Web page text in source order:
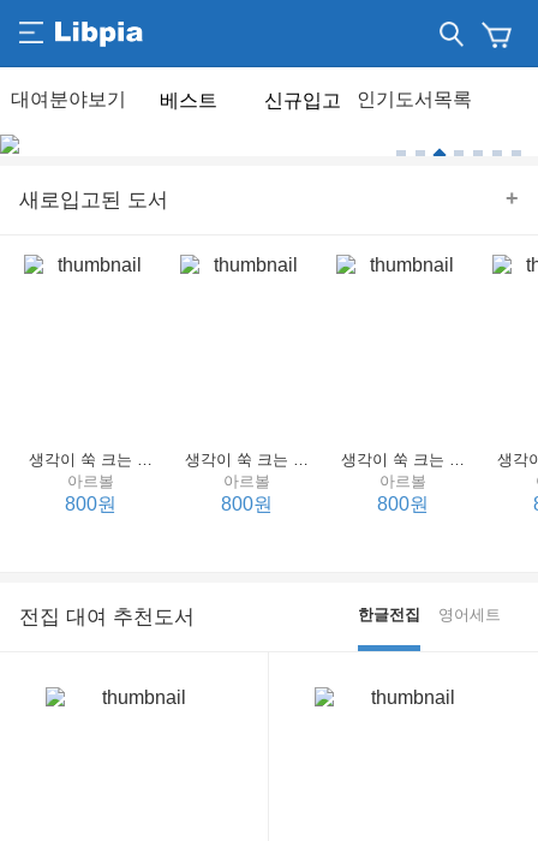
베스트 신규입고
새로입고된 도서 +
생각이 쑥 크는 세계 명작 4 : 언어 편
아르볼
800원
생각이 쑥 크는 세계 명작 3 : 언어 편
아르볼
800원
생각이 쑥 크는 세계 명작 2 : 언어 편
아르볼
800원
전집 대여 추천도서 한글전집 영어세트